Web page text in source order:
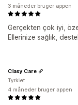
Gerçekten çok iyi,
Ellerinize sağlık,
3 måneder bruger appen
Clasy Care
Tyrkiet
4 måneder bruger appen